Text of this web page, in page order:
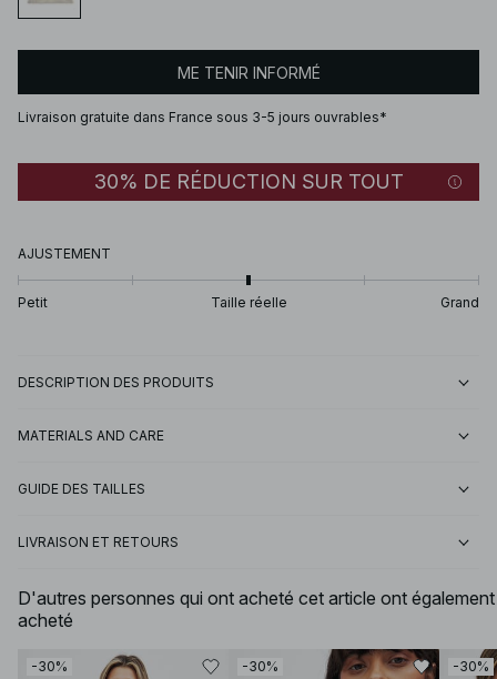
ME TENIR INFORMÉ
Livraison gratuite dans France sous 3-5 jours ouvrables*
30% DE RÉDUCTION SUR TOUT
AJUSTEMENT
Petit Taille réelle Grand
DESCRIPTION DES PRODUITS
MATERIALS AND CARE
GUIDE DES TAILLES
LIVRAISON ET RETOURS
D'autres personnes qui ont acheté cet article ont également
acheté
-30% -30% -30%